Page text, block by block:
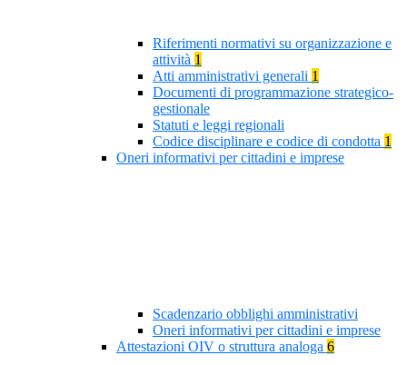
Riferimenti normativi su organizzazione e
attività 1
Atti amministrativi generali 1
Documenti di programmazione strategico-
gestionale
Statuti e leggi regionali
Codice disciplinare e codice di condotta 1
Oneri informativi per cittadini e imprese
Scadenzario obblighi amministrativi
Oneri informativi per cittadini e imprese
Attestazioni OIV o struttura analoga 6